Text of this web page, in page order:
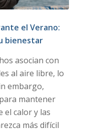
el Verano:
bienestar
asocian con
al aire libre, lo
embargo,
mantener
el calor y las
más difícil